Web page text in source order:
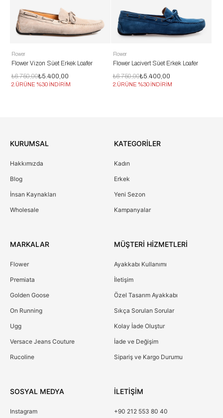
Vizon Süet Erkek Loafer
₺5.400,00
%30 İNDİRİM
Flower Lacivert Süet Erkek Loafer
₺5.400,00
₺6.750,00
2.ÜRÜNE %30 İNDİRİM
KURUMSAL
Hakkımızda
Blog
İnsan Kaynakları
Wholesale
KATEGORİLER
Kadın
Erkek
Yeni Sezon
Kampanyalar
MARKALAR
Flower
Premiata
Golden Goose
On Running
Ugg
Versace Jeans Couture
Rucoline
MÜŞTERİ HİZMETLERİ
Ayakkabı Kullanımı
İletişim
Özel Tasarım Ayakkabı
Sıkça Sorulan Sorular
Kolay İade Oluştur
İade ve Değişim
Sipariş ve Kargo Durumu
SOSYAL MEDYA
Instagram
İLETİŞİM
+90 212 553 80 40